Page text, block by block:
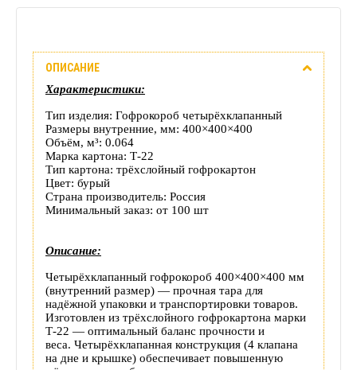
Отзывы
(0)
Доставка
этого
товара
ОПИСАНИЕ
Характеристики:
Тип изделия: Гофрокороб четырёхклапанный
Размеры внутренние, мм: 400×400×400
Объём, м³: 0.064
Марка картона: Т-22
Тип картона: трёхслойный гофрокартон
Цвет: бурый
Страна производитель: Россия
Минимальный заказ: от 100 шт
Описание:
Четырёхклапанный гофрокороб 400×400×400 мм
(внутренний размер) — прочная тара для
надёжной упаковки и транспортировки товаров.
Изготовлен из трёхслойного гофрокартона марки
Т-22 — оптимальный баланс прочности и
веса. Четырёхклапанная конструкция (4 клапана
на дне и крышке) обеспечивает повышенную